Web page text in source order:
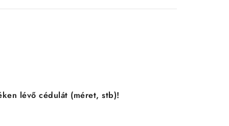
lévő cédulát (méret, stb)!